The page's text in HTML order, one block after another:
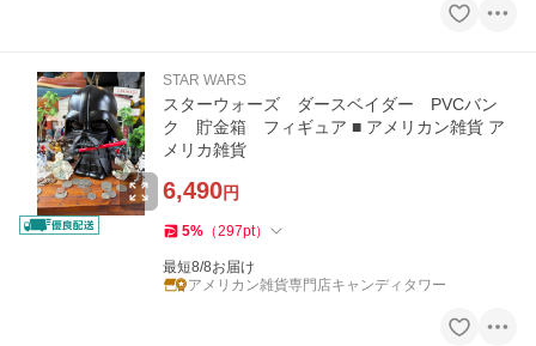
STAR WARS
スターウォーズ ダースベイダー PVCバン
ク 貯金箱 フィギュア ■ アメリカン雑貨 ア
メリカ雑貨
6,490円
5% （297pt）
最短8/8お届け
アメリカン雑貨専門店キャンディタワー